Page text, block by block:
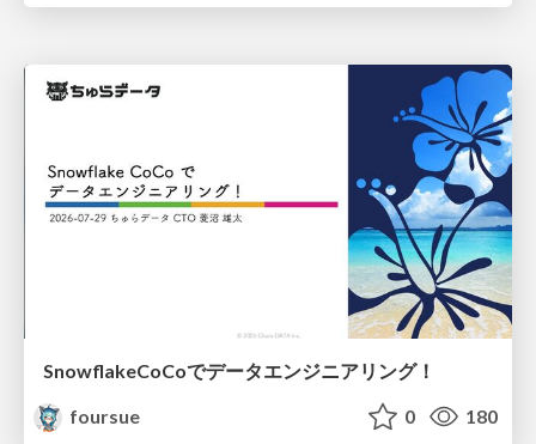
SnowflakeCoCoでデータエンジニアリング！
foursue
0 180